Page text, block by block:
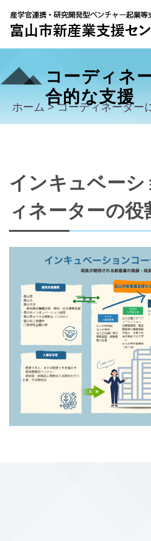
コーディネ
合的な支援
ホーム >コーディネーター
インキュベー
ィネーターの役